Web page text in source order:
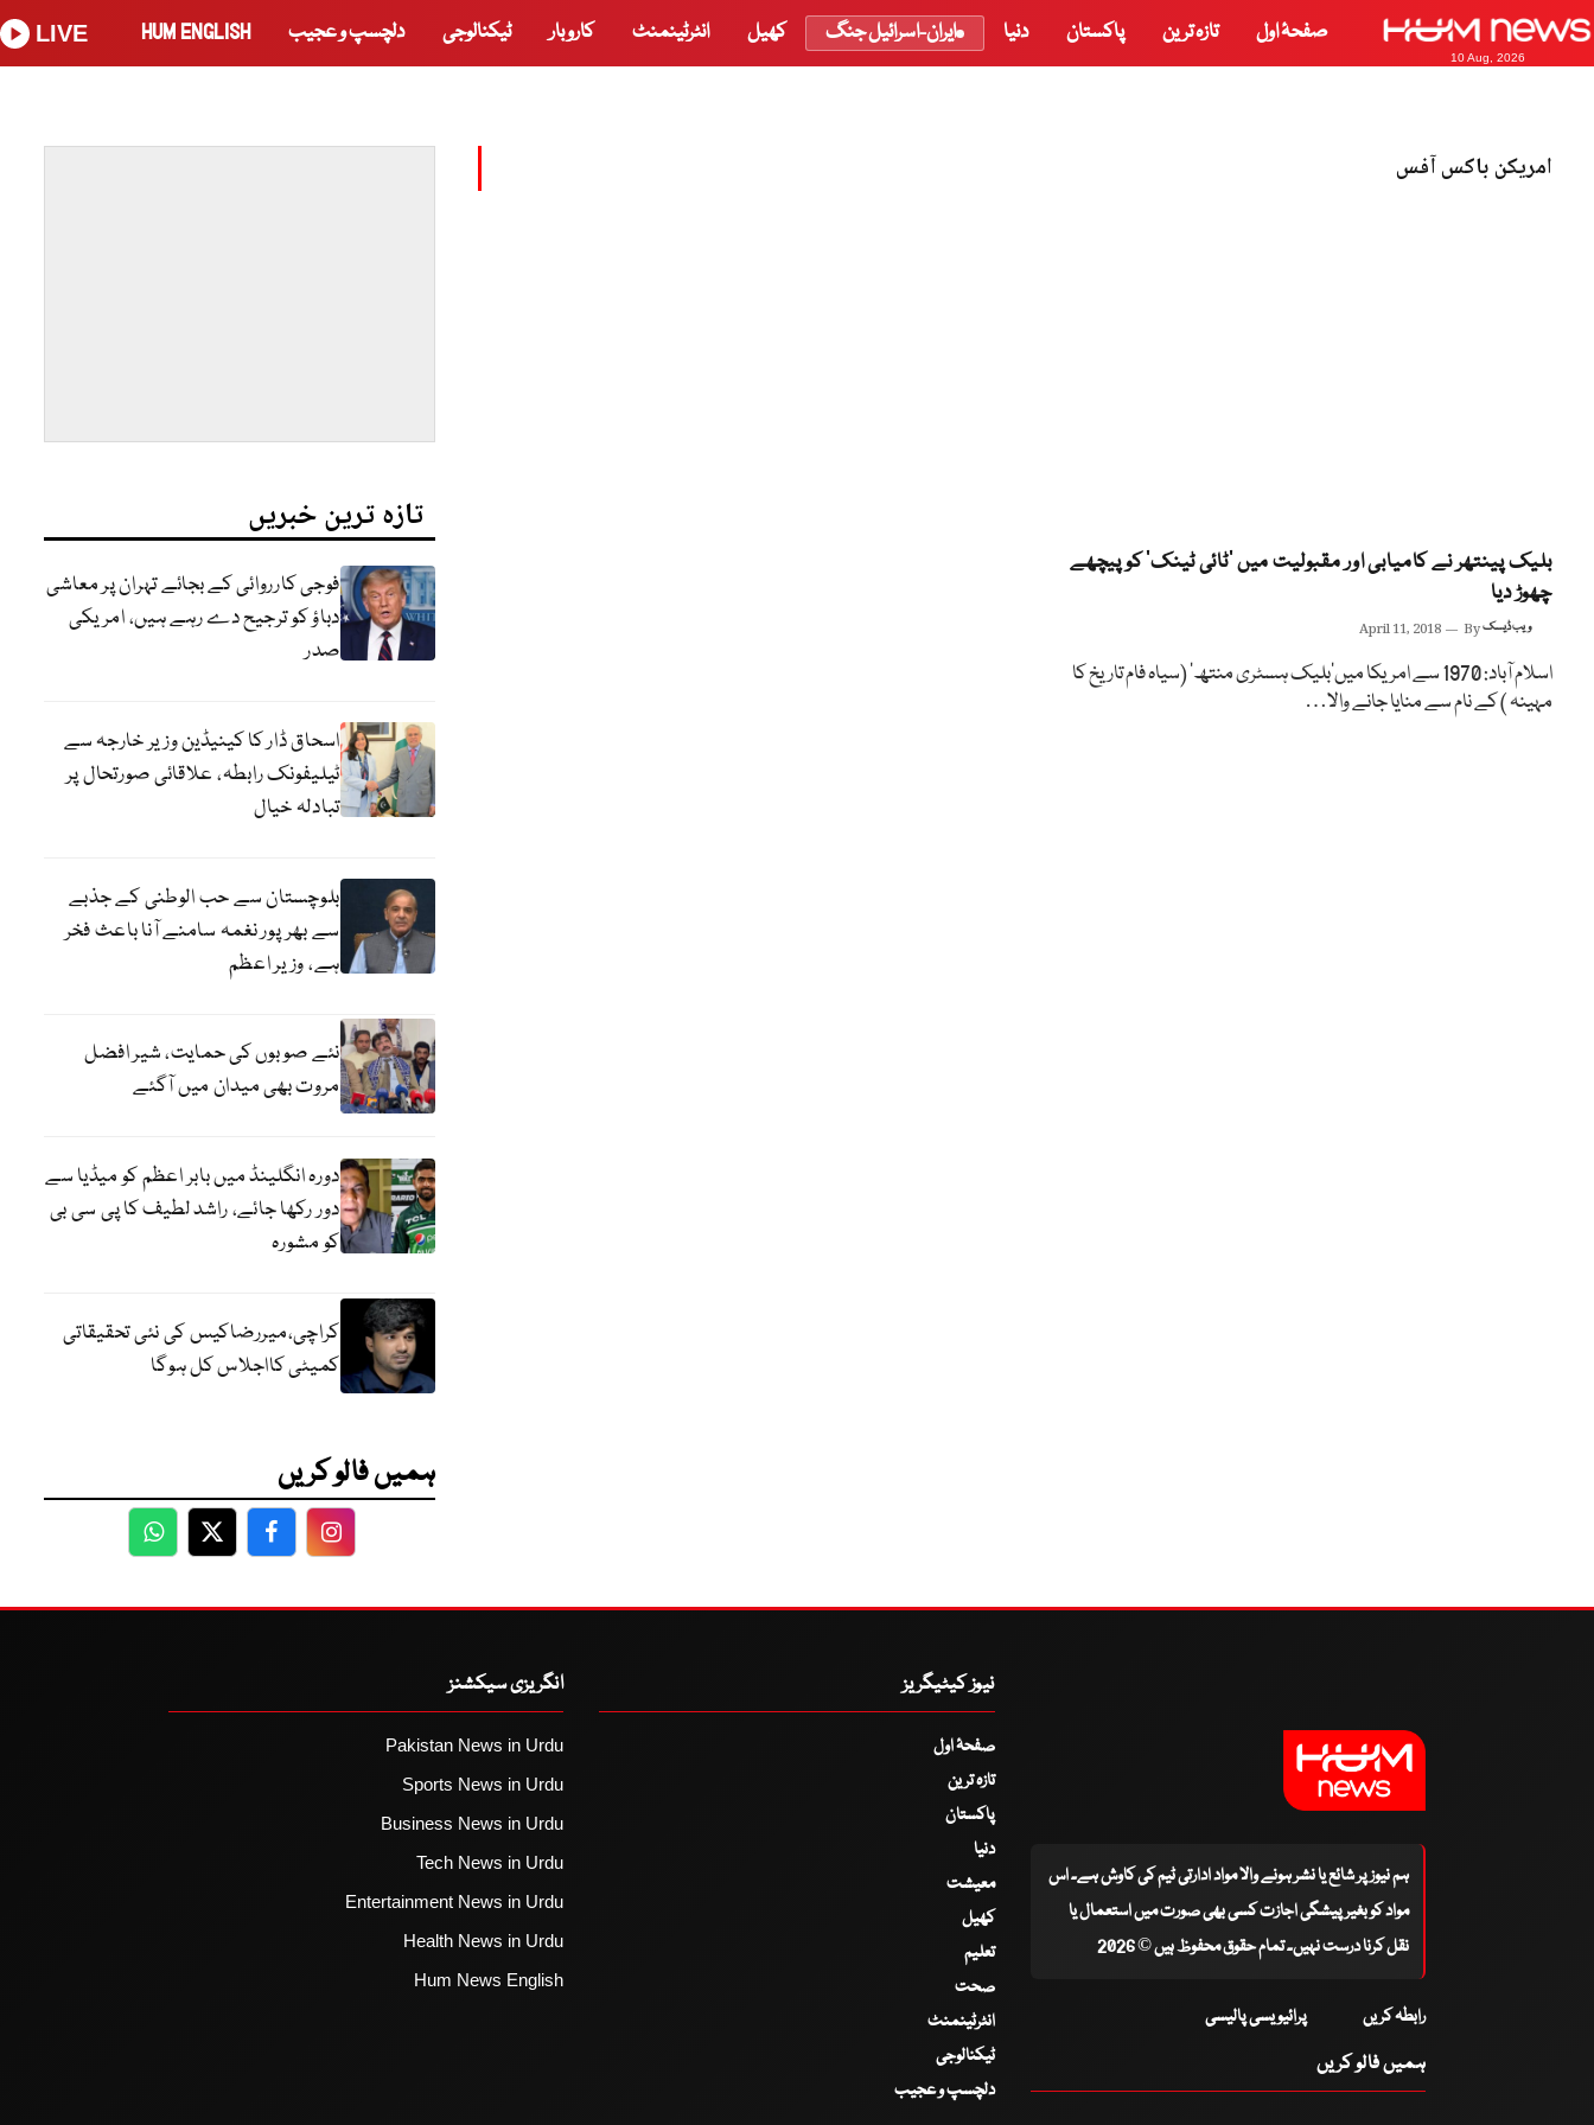
10 Aug, 2026
صفحۂ اول تازہ ترین پاکستان دنیا ایران-اسرائیل جنگ کھیل انٹرٹینمنٹ کاروبار ٹیکنالوجی دلچسپ و عجیب HUM ENGLISH
LIVE
امریکن باکس آفس
بلیک پینتھر نے کامیابی اور مقبولیت میں ’ٹائی ٹینک‘ کو پیچھے
چھوڑ دیا
April 11, 2018 Byویب ڈیسک
اسلام آباد: 1970 سے امریکا میں’بلیک ہسٹری منتھ‘ (سیاہ فام تاریخ کا
مہینہ ) کے نام سے منایا جانے والا…
تازہ ترین خبریں
فوجی کارروائی کے بجائے تہران پر معاشی
دباؤ کو ترجیح دے رہے ہیں، امریکی
صدر
اسحاق ڈار کا کینیڈین وزیر خارجہ سے
ٹیلیفونک رابطہ، علاقائی صورتحال پر
تبادلہ خیال
بلوچستان سے حب الوطنی کے جذبے
سے بھرپور نغمہ سامنے آنا باعث فخر
ہے، وزیر اعظم
نئے صوبوں کی حمایت، شیر افضل
مروت بھی میدان میں آگئے
دورہ انگلینڈ میں بابر اعظم کو میڈیا سے
دور رکھا جائے، راشد لطیف کا پی سی بی
کو مشورہ
کراچی،میررضاکیس کی نئی تحقیقاتی
کمیٹی کااجلاس کل ہوگا
ہمیں فالو کریں
WhatsApp
TwitterFacebookFacebook
ہم نیوز پر شائع یا نشر ہونے والا مواد ادارتی ٹیم کی کاوش ہے۔ اس
مواد کو بغیر پیشگی اجازت کسی بھی صورت میں استعمال یا
نقل کرنا درست نہیں۔ تمام حقوق محفوظ ہیں © 2026
رابطہ کریں پرائیویسی پالیسی
ہمیں فالو کریں
نیوز کیٹیگریز
صفحۂ اول
تازہ ترین
پاکستان
دنیا
معیشت
کھیل
تعلیم
صحت
انٹرٹینمنٹ
ٹیکنالوجی
دلچسپ و عجیب
انگریزی سیکشنز
Pakistan News in Urdu
Sports News in Urdu
Business News in Urdu
Tech News in Urdu
Entertainment News in Urdu
Health News in Urdu
Hum News English